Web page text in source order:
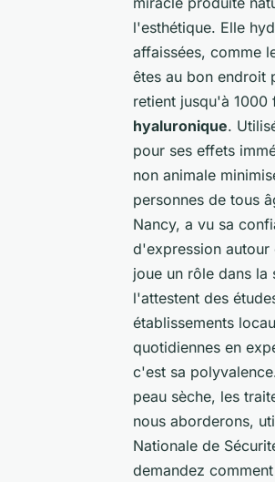
l'esthétique. Elle
affaissées, comme
êtes au bon endroit
retient jusqu'à
hyaluronique.
pour ses effets
non animale
personnes de tous
Nancy, a vu sa
d'expression autour
joue un rôle dans
l'attestent des
établissements
quotidiennes en
c'est sa
peau sèche, les
nous aborderons,
Nationale de
demandez